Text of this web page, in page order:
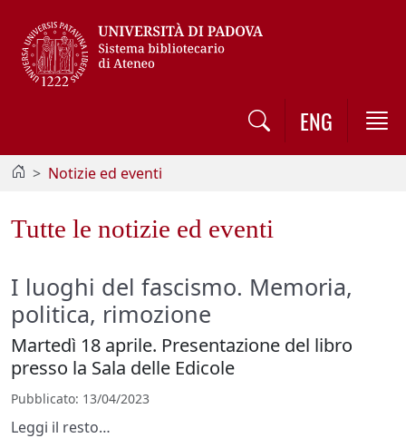
ENG
Notizie ed eventi
Tutte le notizie ed eventi
I luoghi del fascismo. Memoria,
politica, rimozione
Martedì 18 aprile. Presentazione del libro
presso la Sala delle Edicole
Pubblicato: 13/04/2023
Leggi il resto…